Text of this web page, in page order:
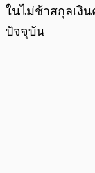
ในไม่ช้าสกุลเงิ
ปัจจุบัน